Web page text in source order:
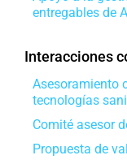
entregables de
Interacciones
Asesoramiento
tecnologías
Comité asesor
Propuesta de